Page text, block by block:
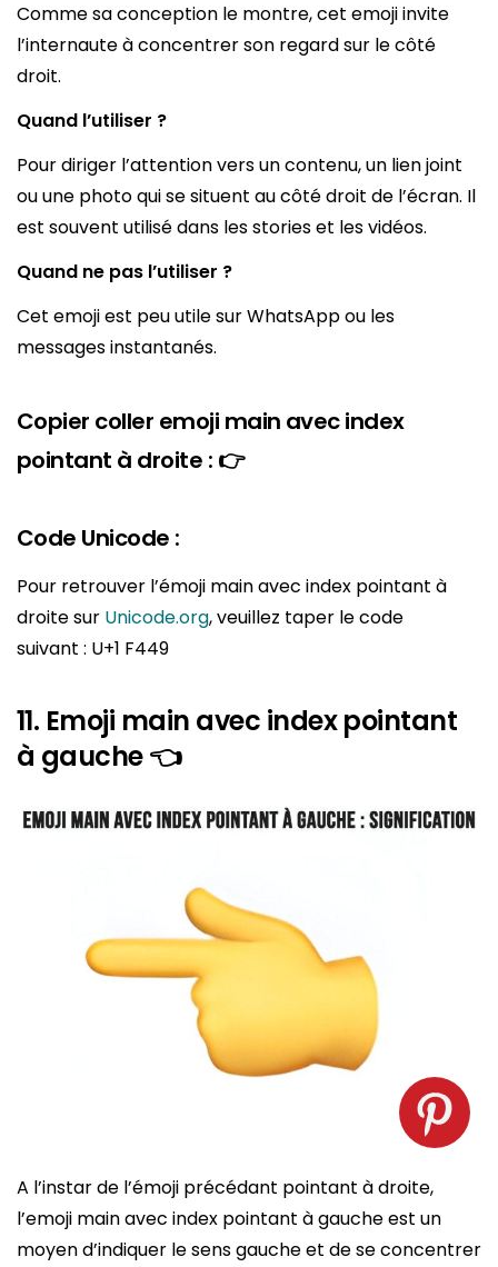
Comme sa conception le montre, cet emoji invite
l’internaute à concentrer son regard sur le côté
droit.
Quand l’utiliser ?
Pour diriger l’attention vers un contenu, un lien joint
ou une photo qui se situent au côté droit de l’écran. Il
est souvent utilisé dans les stories et les vidéos.
Quand ne pas l’utiliser ?
Cet emoji est peu utile sur WhatsApp ou les
messages instantanés.
Copier coller emoji main avec index
pointant à droite : 👉
Code Unicode :
Pour retrouver l’émoji main avec index pointant à
droite sur Unicode.org, veuillez taper le code
suivant : U+1 F449
11. Emoji main avec index pointant
à gauche 👈
A l’instar de l’émoji précédant pointant à droite,
l’emoji main avec index pointant à gauche est un
moyen d’indiquer le sens gauche et de se concentrer